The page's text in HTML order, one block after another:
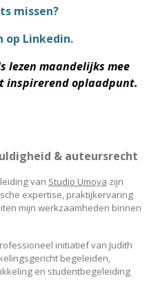
n
k
e
d
missen?
op Linkedin.
lezen maandelijks mee
inspirerend oplaadpunt.
& auteursrecht
van Studio Umoya zijn
expertise, praktijkervaring
mijn werkzaamheden binnen
initiatief van Judith
begeleiden,
en studentbegeleiding